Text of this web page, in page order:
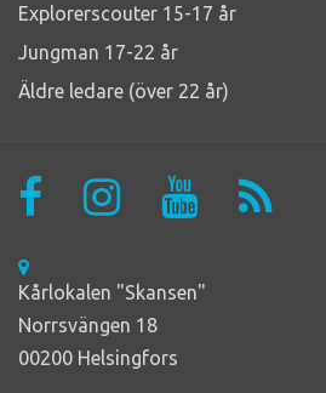
Explorerscouter 15-17 år
Jungman 17-22 år
Äldre ledare (över 22 år)
Kårlokalen "Skansen"
Norrsvängen 18
00200 Helsingfors